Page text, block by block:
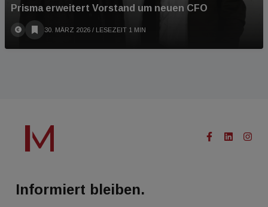
Prisma erweitert Vorstand um neuen CFO
30. MÄRZ 2026 / LESEZEIT 1 MIN
Informiert bleiben.